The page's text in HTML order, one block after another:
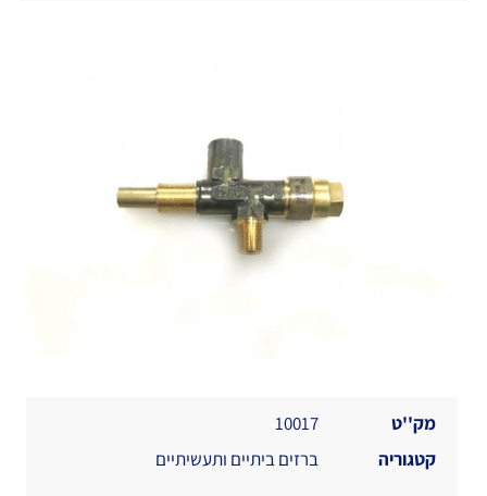
מק''ט
10017
קטגוריה
ברזים ביתיים ותעשיתיים